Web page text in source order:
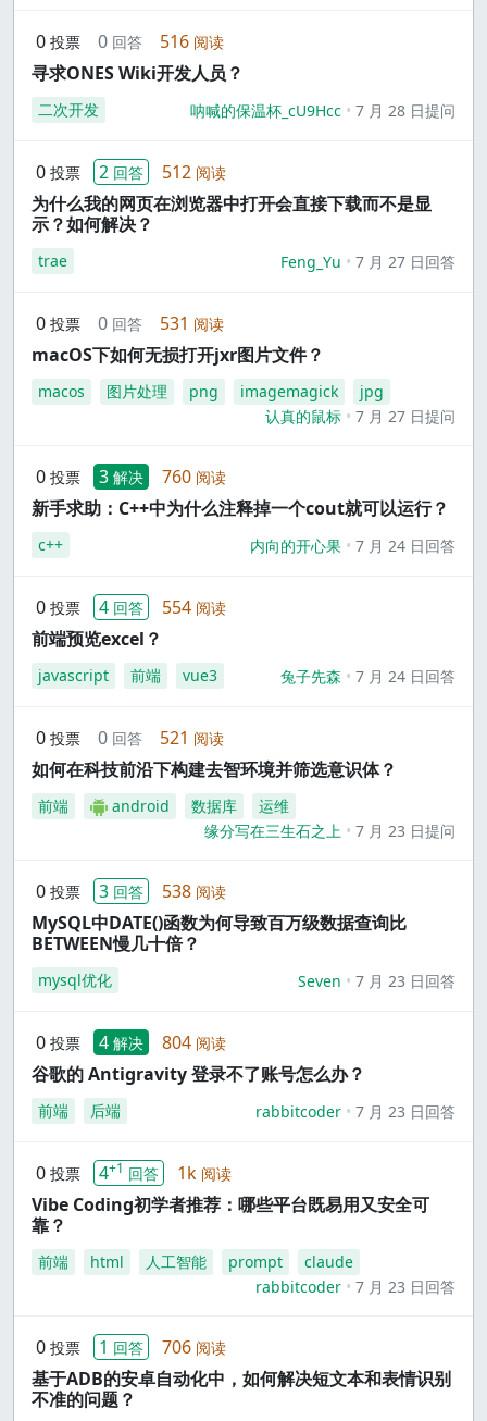
0 投票 0 回答 516 阅读
寻求ONES Wiki开发人员？
二次开发 呐喊的保温杯_cU9Hcc 7 月 28 日提问
0 投票 2 回答 512 阅读
为什么我的网页在浏览器中打开会直接下载而不是显
示？如何解决？
trae Feng_Yu 7 月 27 日回答
0 投票 0 回答 531 阅读
macOS下如何无损打开jxr图片文件？
macos 图片处理 png imagemagick
jpg
认真的鼠标
7 月 27 日提问
0 投票 3 解决 760 阅读
新手求助：C++中为什么注释掉一个cout就可以运行？
c++ 内向的开心果 7 月 24 日回答
0 投票 4 回答 554 阅读
前端预览excel？
javascript 前端 vue3 兔子先森 7 月 24 日回答
0 投票 0 回答 521 阅读
如何在科技前沿下构建去智环境并筛选意识体？
前端 android 数据库
运维
缘分写在三生石之上
7 月 23 日提问
0 投票 3 回答 538 阅读
MySQL中DATE()函数为何导致百万级数据查询比
BETWEEN慢几十倍？
mysql优化 Seven 7 月 23 日回答
0 投票 4 解决 804 阅读
谷歌的 Antigravity 登录不了账号怎么办？
前端 后端 rabbitcoder 7 月 23 日回答
0 投票 4+1 回答 1k 阅读
Vibe Coding初学者推荐：哪些平台既易用又安全可
靠？
前端 html 人工智能 prompt
claude
rabbitcoder
7 月 23 日回答
0 投票 1 回答 706 阅读
基于ADB的安卓自动化中，如何解决短文本和表情识别
不准的问题？